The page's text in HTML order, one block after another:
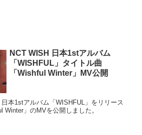
NCT WISH 日本1stアルバム
「WISHFUL」タイトル曲
「Wishful Winter」MV公開
本1stアルバム「WISHFUL」をリリース
Winter」のMVを公開しました。